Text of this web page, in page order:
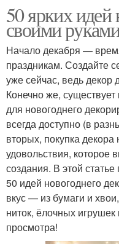
50 ярких идей
своими
Начало декабря —
праздникам. Создайте
уже сейчас, ведь
Конечно же,
для новогоднего
всегда доступно (в
вторых, покупка декора
удовольствия, которое
создания. В этой
50 идей новогоднего
вкус — из бумаги и
ниток, ёлочных игрушек
просмотра!